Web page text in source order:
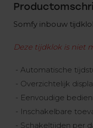
Somfy inbouw
Deze tijdklok is niet
- Automatische
- Overzichtelijk
- Eenvoudige
- Inschakelbare
- Schakeltijden per